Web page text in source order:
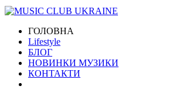
ГОЛОВНА
Lifestyle
БЛОГ
НОВИНКИ МУЗИКИ
КОНТАКТИ